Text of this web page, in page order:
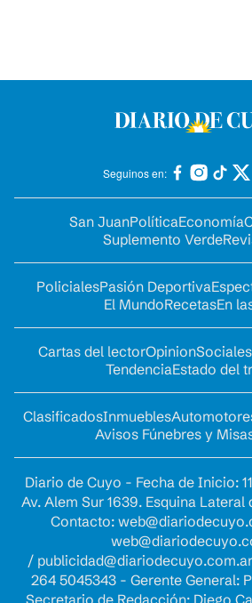
Seguinos en:
San JuanPolíticaEconomía
Suplemento Verde
PolicialesPasión Deportiva
El MundoRecetasEn
Cartas del lectorOpinionSociales
TendenciaEstado del
ClasificadosInmuebles
Avisos Fúnebres y
Diario de Cuyo - Fecha de Inicio:
Av. Alem Sur 1639. Esquina
Contacto:
/ publicidad@diariodecuyo.com.ar
264 5045343 - Gerente General: